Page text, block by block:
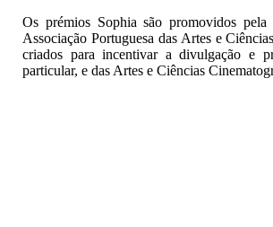
Os prémios Sophia são promovidos
Associação Portuguesa das Artes e
criados para incentivar a divulgação e
particular, e das Artes e Ciências